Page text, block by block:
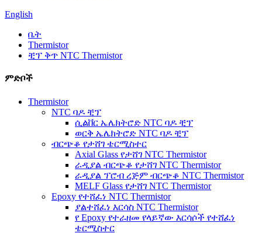
English
ቤት
Thermistor
ቺፕ ቅጥ NTC Thermistor
ምድቦች
Thermistor
NTC ባዶ ቺፕ
ሲልቨር ኤሌክትሮድ NTC ባዶ ቺፕ
ወርቅ ኤሌክትሮድ NTC ባዶ ቺፕ
ብርጭቆ የታሸገ ቴርሚስተር
Axial Glass የታሸገ NTC Thermistor
ራዲያል ብርጭቆ የታሸገ NTC Thermistor
ራዲያል ፕሮብ ረጅም ብርጭቆ NTC Thermistor
MELF Glass የታሸገ NTC Thermistor
Epoxy የተሸፈነ NTC Thermistor
ያልተሸፈነ እርሳስ NTC Thermistor
የ Epoxy የተራዘመ የላይኛው እርሳሶች የተሸፈነ
ቴርሚስተር